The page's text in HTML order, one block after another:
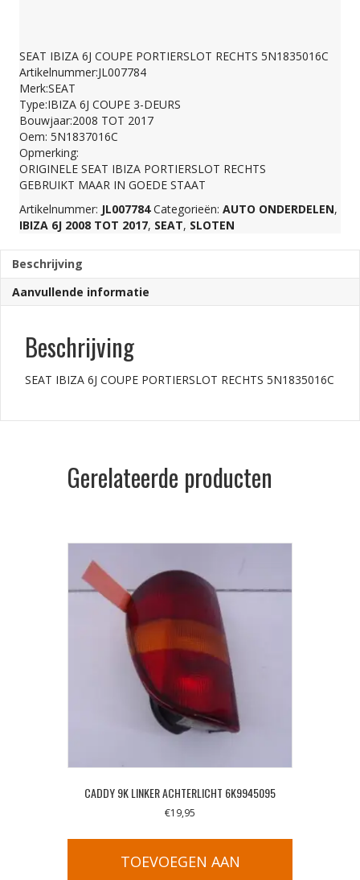
6J
COUPE
PORTIERSLOT
RECHTS
5N1835016C
aantal
SEAT IBIZA 6J COUPE PORTIERSLOT RECHTS 5N1835016C
Artikelnummer:JL007784
Merk:SEAT
Type:IBIZA 6J COUPE 3-DEURS
Bouwjaar:2008 TOT 2017
Oem: 5N1837016C
Opmerking:
ORIGINELE SEAT IBIZA PORTIERSLOT RECHTS
GEBRUIKT MAAR IN GOEDE STAAT
Artikelnummer: JL007784 Categorieën: AUTO ONDERDELEN,
IBIZA 6J 2008 TOT 2017, SEAT, SLOTEN
Beschrijving
Aanvullende informatie
Beschrijving
SEAT IBIZA 6J COUPE PORTIERSLOT RECHTS 5N1835016C
Gerelateerde producten
CADDY 9K LINKER ACHTERLICHT 6K9945095
€19,95
TOEVOEGEN AAN